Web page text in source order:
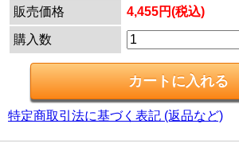
販売価格
4,455円(税込)
購入数
特定商取引法に基づく表記 (返品など)